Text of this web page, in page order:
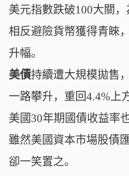
美元指數跌破100大關 ，
相反避險貨幣獲得青睞，
升幅。
美債持續遭大規模拋售
一路攀升，重回4.4%上
美國30年期國債收益率
雖然美國資本市場股債
卻一笑置之。